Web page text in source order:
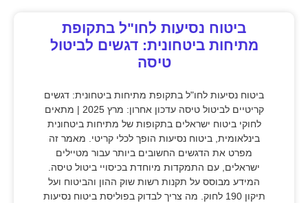
ביטוח נסיעות לחו"ל בתקופת
מתיחות ביטחונית: דגשים לביטול
טיסה
ביטוח נסיעות לחו"ל בתקופת מתיחות ביטחונית: דגשים
קריטיים לביטול טיסה עדכון אחרון: מרץ 2025 | מתאים
לחוקי ביטוח ישראלים בתקופות של מתיחות ביטחונית
בינלאומית, ביטוח נסיעות הופך לכלי קריטי. מאמר זה
מפרט את הדגשים החשובים ביותר עבור מטיילים
ישראלים, עם התמקדות מיוחדת בכיסויי ביטול טיסה.
המידע מבוסס על תקנות רשות שוק ההון והביטוח ועל
תיקון 190 לחוק. מה צריך לבדוק בפוליסת ביטוח נסיעות